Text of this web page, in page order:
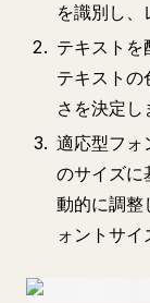
を識別し、
テキストを
テキストの
さを決定し
適応型フォ
のサイズに
動的に調整
ォントサイ